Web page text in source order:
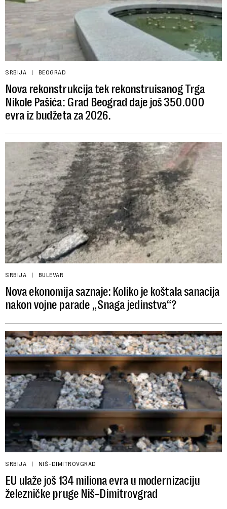
SRBIJA BEOGRAD
Nova rekonstrukcija tek rekonstruisanog Trga
Nikole Pašića: Grad Beograd daje još 350.000
evra iz budžeta za 2026.
SRBIJA BULEVAR
Nova ekonomija saznaje: Koliko je koštala sanacija
nakon vojne parade „Snaga jedinstva“?
SRBIJA NIŠ-DIMITROVGRAD
EU ulaže još 134 miliona evra u modernizaciju
železničke pruge Niš–Dimitrovgrad